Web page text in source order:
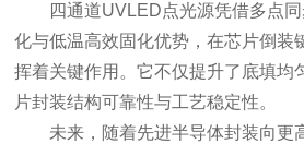
四通道UVLED点光源凭借多点同
化与低温高效固化优势，在芯片倒装
挥着关键作用。它不仅提升了底填均
片封装结构可靠性与工艺稳定性。
未来，随着先进半导体封装向更